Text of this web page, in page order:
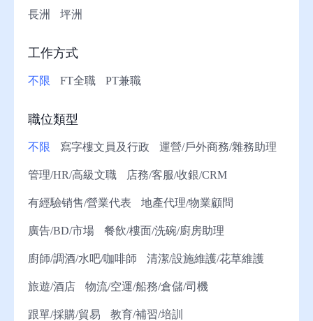
長洲 坪洲
工作方式
不限 FT全職 PT兼職
職位類型
不限 寫字樓文員及行政 運營/戶外商務/雜務助理
管理/HR/高級文職 店務/客服/收銀/CRM
有經驗销售/營業代表 地產代理/物業顧問
廣告/BD/市場 餐飲/樓面/洗碗/廚房助理
廚師/調酒/水吧/咖啡師 清潔/設施維護/花草維護
旅遊/酒店 物流/空運/船務/倉儲/司機
跟單/採購/貿易 教育/補習/培訓